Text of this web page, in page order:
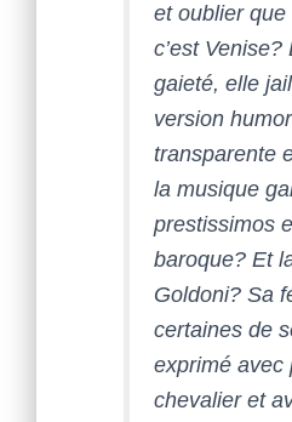
et oublier que
c’est
gaieté, elle
version
transparente
la musique
prestissimos
baroque? Et
Goldoni? Sa
certaines de
exprimé avec
chevalier et